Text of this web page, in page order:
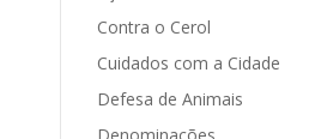
Contra o Cerol
Cuidados com a Cidade
Defesa de Animais